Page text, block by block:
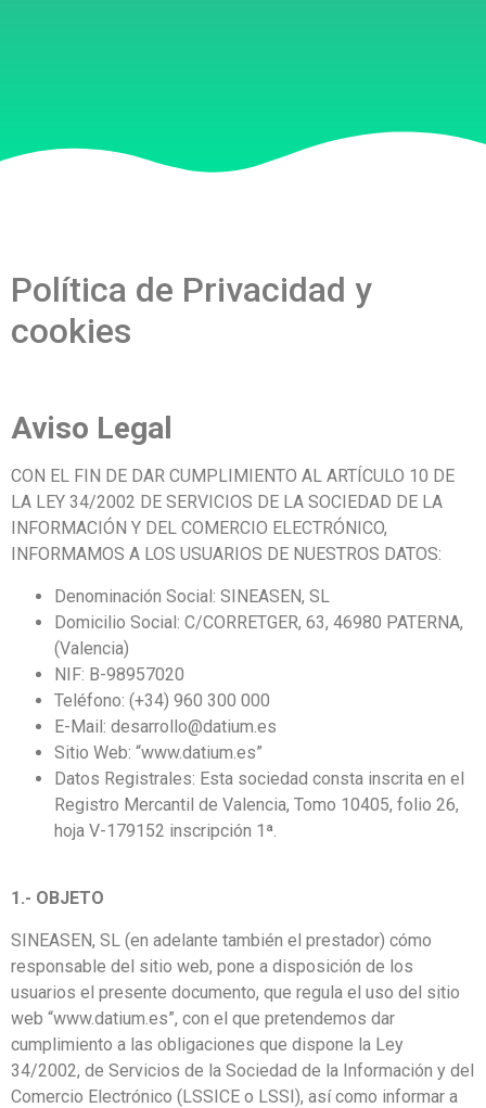
Política de Privacidad y
cookies
Aviso Legal
CON EL FIN DE DAR CUMPLIMIENTO AL ARTÍCULO 10 DE
LA LEY 34/2002 DE SERVICIOS DE LA SOCIEDAD DE LA
INFORMACIÓN Y DEL COMERCIO ELECTRÓNICO,
INFORMAMOS A LOS USUARIOS DE NUESTROS DATOS:
Denominación Social: SINEASEN, SL
Domicilio Social: C/CORRETGER, 63, 46980 PATERNA,
(Valencia)
NIF: B-98957020
Teléfono: (+34) 960 300 000
E-Mail: desarrollo@datium.es
Sitio Web: “www.datium.es”
Datos Registrales: Esta sociedad consta inscrita en el
Registro Mercantil de Valencia, Tomo 10405, folio 26,
hoja V-179152 inscripción 1ª.
1.- OBJETO
SINEASEN, SL (en adelante también el prestador) cómo
responsable del sitio web, pone a disposición de los
usuarios el presente documento, que regula el uso del sitio
web “www.datium.es”, con el que pretendemos dar
cumplimiento a las obligaciones que dispone la Ley
34/2002, de Servicios de la Sociedad de la Información y del
Comercio Electrónico (LSSICE o LSSI), así como informar a